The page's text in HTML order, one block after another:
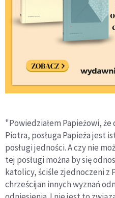
"Powiedziałem Papieżowi, że
Piotra, posługa Papieża jest
posługi jedności. A czy nie
tej posługi można by się
katolicy, ściśle zjednoczeni z
chrześcijan innych wyznań